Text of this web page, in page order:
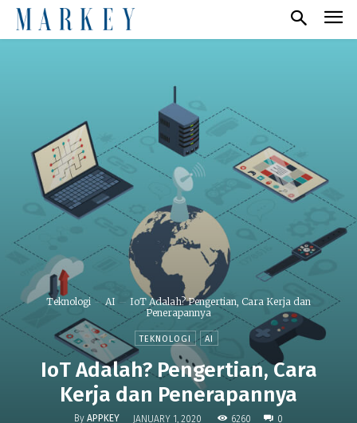
Teknologi AI
IoT Adalah? Pengertian, Cara Kerja dan
Penerapannya
TEKNOLOGI AI
IoT Adalah? Pengertian, Cara
Kerja dan Penerapannya
By APPKEY JANUARY 1, 2020 6260 0